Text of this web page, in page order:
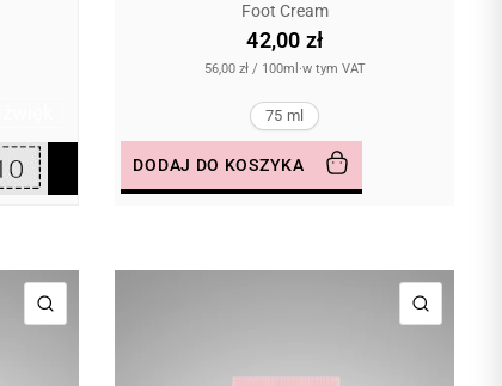
Foot Cream
42,00 zł
56,00 zł / 100ml ·w tym VAT
75 ml
DODAJ DO KOSZYKA